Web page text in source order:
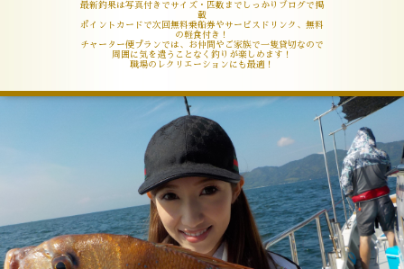
最新釣果は写真付きでサイズ・匹数までしっかりブログで掲
載
ポイントカードで次回無料乗船券やサービスドリンク、無料
の軽食付き！
チャーター便プランでは、お仲間やご家族で一隻貸切なので
周囲に気を遣うことなく釣りが楽しめます！
職場のレクリエーションにも最適！